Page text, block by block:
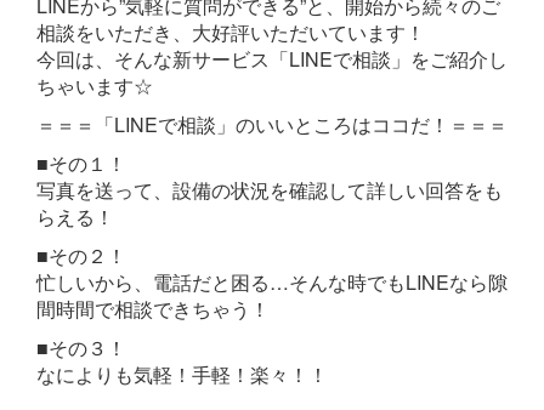
相談をいただき、大好評いただいています！
今回は、そんな新サービス「LINEで相談」をご紹介し
ちゃいます☆
＝＝＝「LINEで相談」のいいところはココだ！＝＝＝
■その１！
写真を送って、設備の状況を確認して詳しい回答をも
らえる！
■その２！
忙しいから、電話だと困る…そんな時でもLINEなら隙
間時間で相談できちゃう！
■その３！
なによりも気軽！手軽！楽々！！